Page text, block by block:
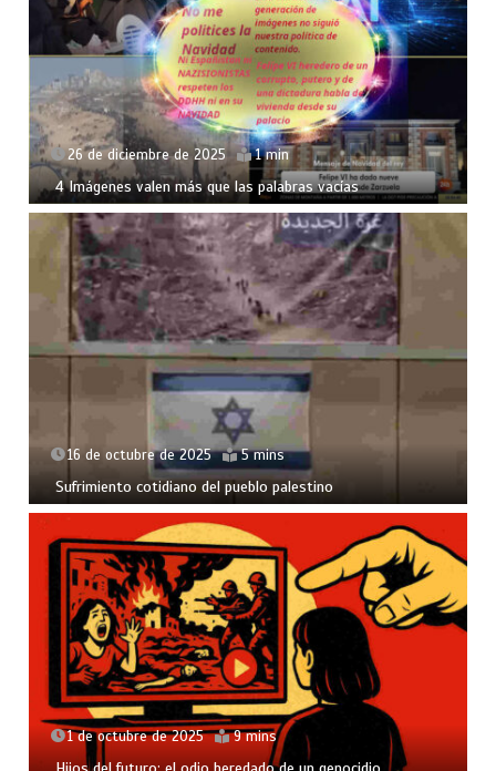
26 de diciembre de 2025 1 min
4 Imágenes valen más que las palabras vacías
16 de octubre de 2025 5 mins
Sufrimiento cotidiano del pueblo palestino
1 de octubre de 2025 9 mins